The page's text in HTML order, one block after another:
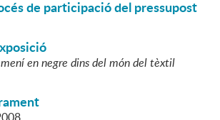
de participació del pressupost
en negre dins del món del tèxtil